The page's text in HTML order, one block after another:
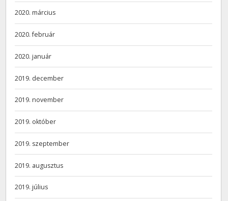
2020. március
2020. február
2020. január
2019. december
2019. november
2019. október
2019. szeptember
2019. augusztus
2019. július